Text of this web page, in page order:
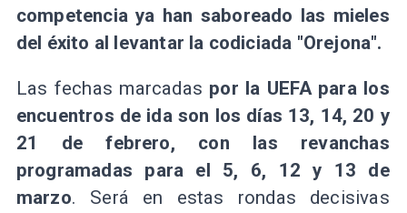
competencia ya han saboreado las mieles
del éxito al levantar la codiciada "Orejona".
Las fechas marcadas por la UEFA para los
encuentros de ida son los días 13, 14, 20 y
21 de febrero, con las revanchas
programadas para el 5, 6, 12 y 13 de
marzo. Será en estas rondas decisivas